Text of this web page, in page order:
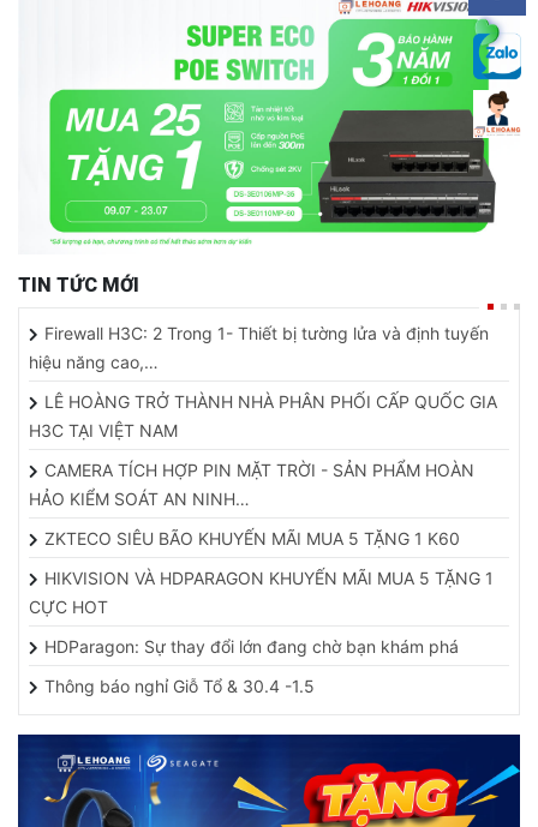
TIN TỨC MỚI
hiệu năng cao,…
LÊ HOÀNG TRỞ THÀNH NHÀ PHÂN PHỐI CẤP QUỐC GIA
H3C TẠI VIỆT NAM
CAMERA TÍCH HỢP PIN MẶT TRỜI - SẢN PHẨM HOÀN
HẢO KIỂM SOÁT AN NINH…
ZKTECO SIÊU BÃO KHUYẾN MÃI MUA 5 TẶNG 1 K60
HIKVISION VÀ HDPARAGON KHUYẾN MÃI MUA 5 TẶNG 1
CỰC HOT
HDParagon: Sự thay đổi lớn đang chờ bạn khám phá
Thông báo nghỉ Giỗ Tổ & 30.4 -1.5